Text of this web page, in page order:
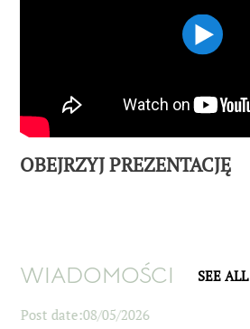
OBEJRZYJ PREZENTACJĘ
WIADOMOŚCI SEE ALL
Post date 08/05/2026